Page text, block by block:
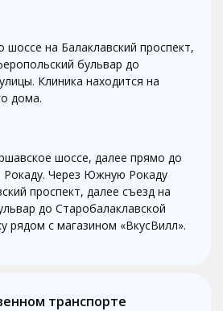
шоссе на Балаклавский проспект,
бульвар до
Клиника находится на
дома.
шоссе, далее прямо до
Через Южную Рокаду
проспект, далее съезд на
до Старобалаклавской
рядом с магазином «ВкусВилл».
транспорте